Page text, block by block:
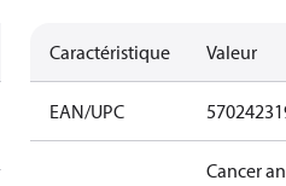
Caractéristique Valeur
EAN/UPC
Cancer